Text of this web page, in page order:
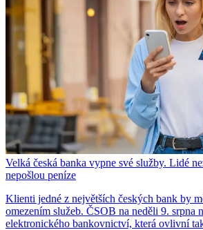
Velká česká banka vypne své služby. Lidé
nepošlou peníze
Klienti jedné z největších českých bank by
omezením služeb. ČSOB na neděli 9. srpna
elektronického bankovnictví, která ovlivní